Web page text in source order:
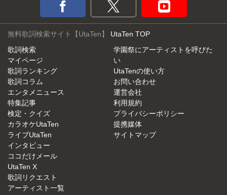
無料歌詞検索サイト【UtaTen】 UtaTen TOP
歌詞検索
マイページ
歌詞ランキング
歌詞コラム
エンタメニュース
特集記事
検定・クイズ
カラオケUtaTen
ライブUtaTen
インタビュー
ココだけメール
UtaTen X
歌詞リクエスト
アーティスト一覧
学園祭にアーティストを呼びた
い
UtaTenの使い方
お問い合わせ
運営会社
利用規約
プライバシーポリシー
提携媒体
サイトマップ